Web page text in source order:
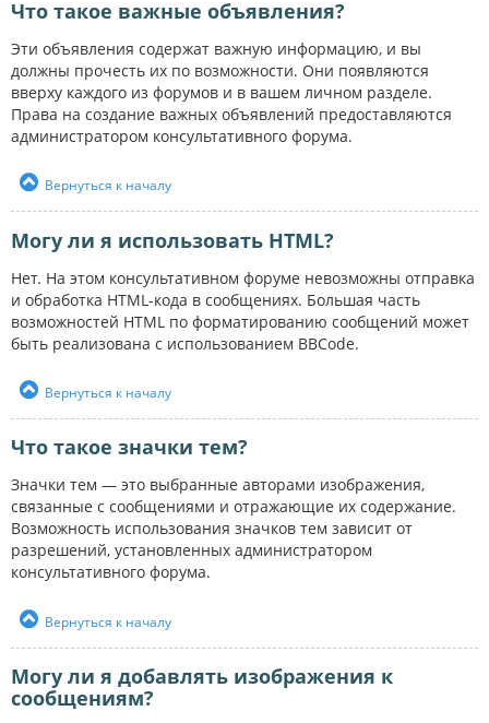
Что такое важные объявления?
Эти объявления содержат важную информацию, и вы
должны прочесть их по возможности. Они появляются
вверху каждого из форумов и в вашем личном разделе.
Права на создание важных объявлений предоставляются
администратором консультативного форума.
Вернуться к началу
Могу ли я использовать HTML?
Нет. На этом консультативном форуме невозможны отправка
и обработка HTML-кода в сообщениях. Большая часть
возможностей HTML по форматированию сообщений может
быть реализована с использованием BBCode.
Вернуться к началу
Что такое значки тем?
Значки тем — это выбранные авторами изображения,
связанные с сообщениями и отражающие их содержание.
Возможность использования значков тем зависит от
разрешений, установленных администратором
консультативного форума.
Вернуться к началу
Могу ли я добавлять изображения к
сообщениям?